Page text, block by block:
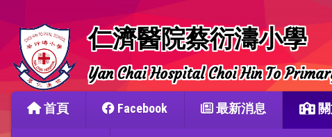
仁濟醫院蔡衍濤小學
Yan Chai Hospital Choi Hin To
首頁 Facebook 最新消息 關